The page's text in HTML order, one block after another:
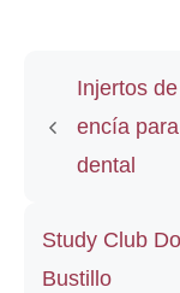
Injertos
encía
dental
Study Club
Bustillo